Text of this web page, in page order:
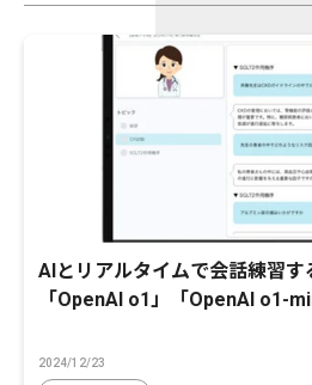
AIとリアルタイムで会話練習
「OpenAI o1」「OpenAI o1-
2024/12/23